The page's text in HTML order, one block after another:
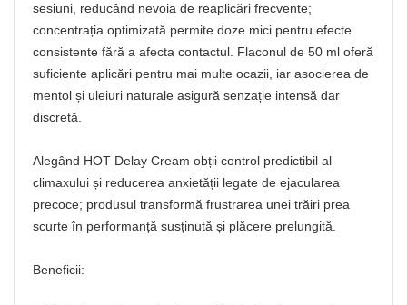
sesiuni, reducând nevoia de reaplicări frecvente;
concentrația optimizată permite doze mici pentru efecte
consistente fără a afecta contactul. Flaconul de 50 ml oferă
suficiente aplicări pentru mai multe ocazii, iar asocierea de
mentol și uleiuri naturale asigură senzație intensă dar
discretă.
Alegând HOT Delay Cream obții control predictibil al
climaxului și reducerea anxietății legate de ejacularea
precoce; produsul transformă frustrarea unei trăiri prea
scurte în performanță susținută și plăcere prelungită.
Beneficii: